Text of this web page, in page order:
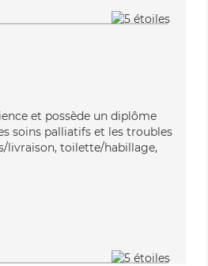
et possède un diplôme
soins palliatifs et les troubles
livraison, toilette/habillage,